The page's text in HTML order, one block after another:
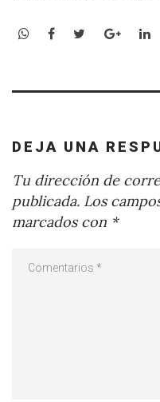
WhatsApp
Facebook
Twitter
DEJA UNA
Tu dirección de
publicada. Los
marcados con *